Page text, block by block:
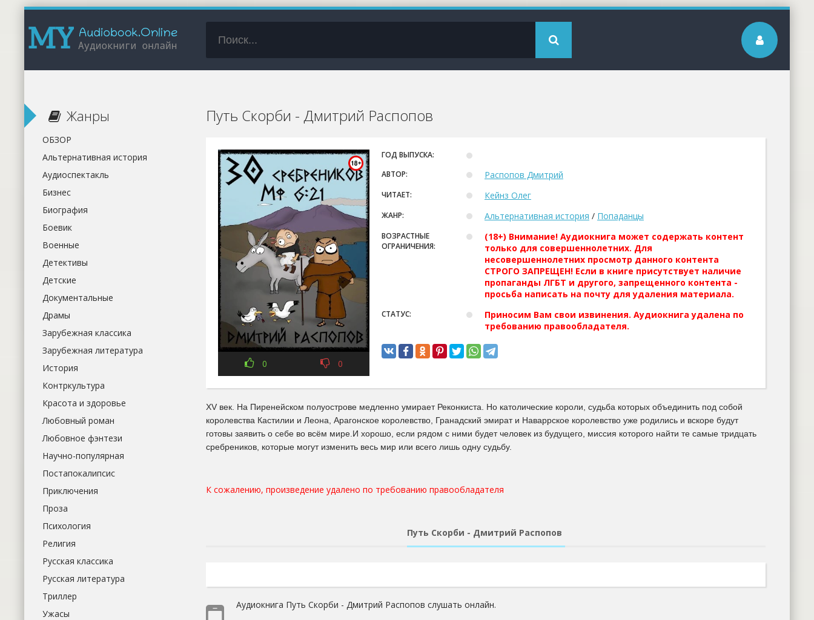
Путь Скорби - Дмитрий Распопов
0 0
ГОД ВЫПУСКА:
АВТОР:
Распопов Дмитрий
ЧИТАЕТ: Кейнз Олег
ЖАНР: Альтернативная история / Попаданцы
ВОЗРАСТНЫЕ
ОГРАНИЧЕНИЯ:
(18+) Внимание! Аудиокнига может содержать контент
только для совершеннолетних. Для
несовершеннолетних просмотр данного контента
СТРОГО ЗАПРЕЩЕН! Если в книге присутствует наличие
пропаганды ЛГБТ и другого, запрещенного контента -
просьба написать на почту для удаления материала.
СТАТУС:
Приносим Вам свои извинения. Аудиокнига удалена по
требованию правообладателя.
XV век. На Пиренейском полуострове медленно умирает Реконкиста. Но католические короли, судьба которых объединить под собой
королевства Кастилии и Леона, Арагонское королевство, Гранадский эмират и Наваррское королевство уже родились и вскоре будут
готовы заявить о себе во всём мире.И хорошо, если рядом с ними будет человек из будущего, миссия которого найти те самые тридцать
сребреников, которые могут изменить весь мир или всего лишь одну судьбу.
К сожалению, произведение удалено по требованию правообладателя
Путь Скорби - Дмитрий Распопов
Аудиокнига Путь Скорби - Дмитрий Распопов слушать онлайн.
Жанры
ОБЗОР
Альтернативная история
Аудиоспектакль
Бизнес
Биография
Боевик
Военные
Детективы
Детские
Документальные
Драмы
Зарубежная классика
Зарубежная литература
История
Контркультура
Красота и здоровье
Любовный роман
Любовное фэнтези
Научно-популярная
Постапокалипсис
Приключения
Проза
Психология
Религия
Русская классика
Русская литература
Триллер
Ужасы